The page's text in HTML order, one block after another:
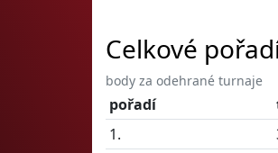
Celkové
body za odehrané turnaje
pořadí
1.